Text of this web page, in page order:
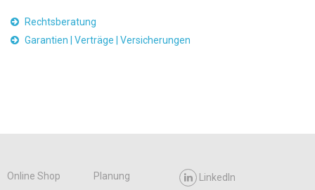
Rechtsberatung
Garantien | Verträge | Versicherungen
Online Shop
Planung
LinkedIn